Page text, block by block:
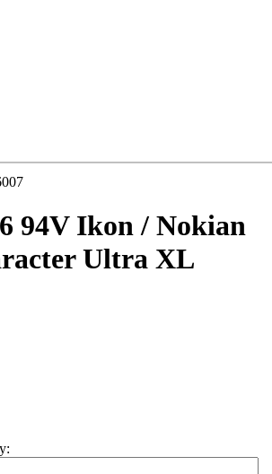
94V Ikon / Nokian
Ultra XL